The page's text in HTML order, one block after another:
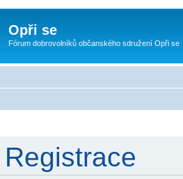
Opři se
Fórum dobrovolníků občanského sdružení Opři se